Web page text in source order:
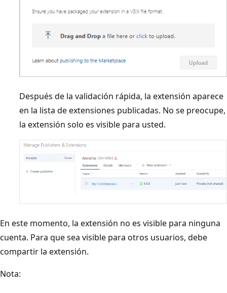
Después de la validación rápida, la extensión aparece
en la lista de extensiones publicadas. No se preocupe,
la extensión solo es visible para usted.
En este momento, la extensión no es visible para ninguna
cuenta. Para que sea visible para otros usuarios, debe
compartir la extensión.
Nota: